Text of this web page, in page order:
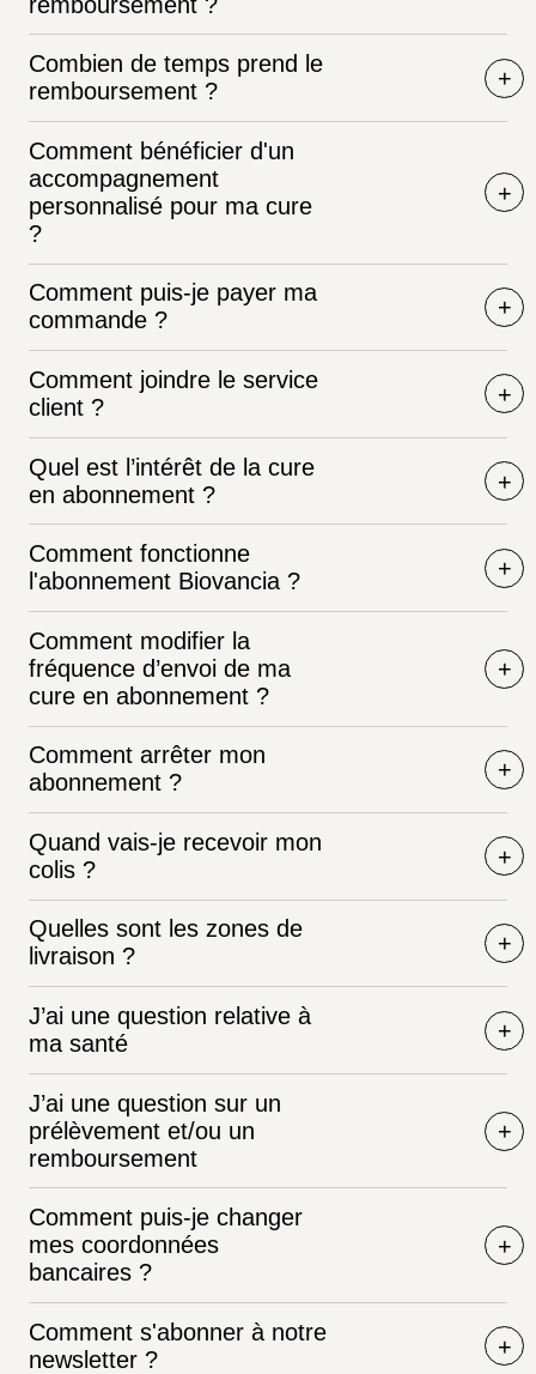
Combien de temps prend le
remboursement ?
Comment bénéficier d'un
accompagnement
personnalisé pour ma cure
?
Comment puis-je payer ma
commande ?
Comment joindre le service
client ?
Quel est l’intérêt de la cure
en abonnement ?
Comment fonctionne
l'abonnement Biovancia ?
Comment modifier la
fréquence d’envoi de ma
cure en abonnement ?
Comment arrêter mon
abonnement ?
Quand vais-je recevoir mon
colis ?
Quelles sont les zones de
livraison ?
J’ai une question relative à
ma santé
J’ai une question sur un
prélèvement et/ou un
remboursement
Comment puis-je changer
mes coordonnées
bancaires ?
Comment s'abonner à notre
newsletter ?